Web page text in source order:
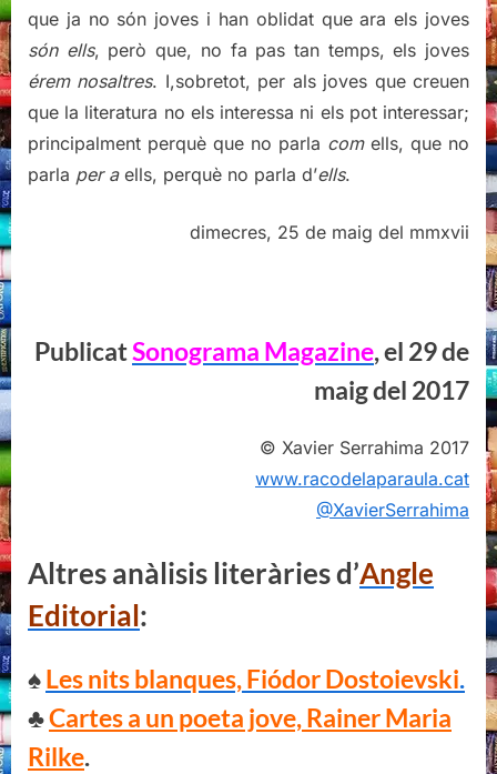
que ja no són joves i han oblidat que ara els joves
són ells, però que, no fa pas tan temps, els joves
érem nosaltres. I,sobretot, per als joves que creuen
que la literatura no els interessa ni els pot interessar;
principalment perquè que no parla comells, que no
parla per aells, perquè no parla d’ells.
dimecres, 25 de maig del mmxvii
PublicatSonograma Magazine, el 29 de
maig del 2017
© Xavier Serrahima 2017
www.racodelaparaula.cat
@XavierSerrahima
Altres anàlisis literàries d’Angle
Editorial:
♠Les nits blanques, Fiódor Dostoievski.
♣Cartes a un poeta jove, Rainer Maria
Rilke.